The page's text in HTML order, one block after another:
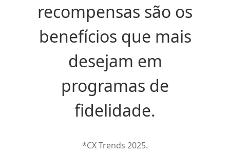
recompensas são os
benefícios que mais
desejam em
programas de
fidelidade.
*CX Trends 2025.